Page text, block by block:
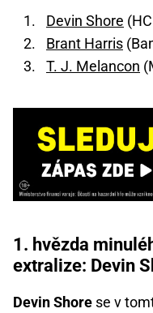
Devin Shore
Brant Harris
T. J. Melancon
1. hvězda
extralize: Devin
Devin Shore se v